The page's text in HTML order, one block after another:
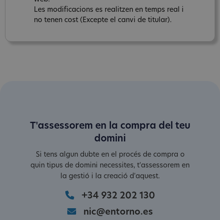
Les modificacions es realitzen en temps real i
no tenen cost (Excepte el canvi de titular).
T'assessorem en la compra del teu
domini
Si tens algun dubte en el procés de compra o
quin tipus de domini necessites, t'assessorem en
la gestió i la creació d'aquest.
+34 932 202 130
nic@entorno.es